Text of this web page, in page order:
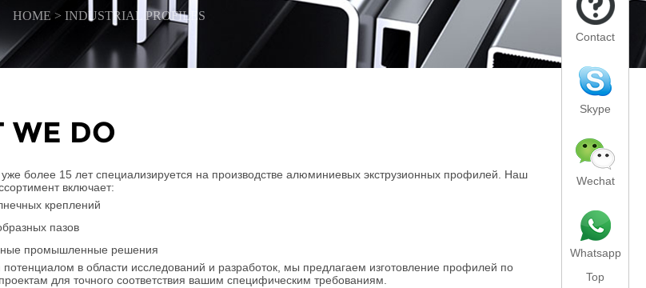
HOME > INDUSTRIAL PROFILES
WE DO
более 15 лет специализируется на производстве алюминиевых экструзионных профилей. Наш
включает:
креплений
пазов
промышленные решения
в области исследований и разработок, мы предлагаем изготовление профилей по
для точного соответствия вашим специфическим требованиям.
Contact
Skype
Wechat
Whatsapp
Top